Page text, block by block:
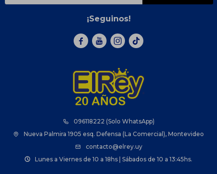
096118222 (Solo WhatsApp)
Nueva Palmira 1905 esq. Defensa (La Comercial), Montevideo
contacto@elrey.uy
Lunes a Viernes de 10 a 18hs | Sábados de 10 a 13:45hs.
¡Seguinos!
  